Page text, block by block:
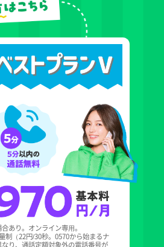
あり。オンライン専⽤。
制（22円/30秒。0570から始まるナ
り、通話定額対象外の電話番号が